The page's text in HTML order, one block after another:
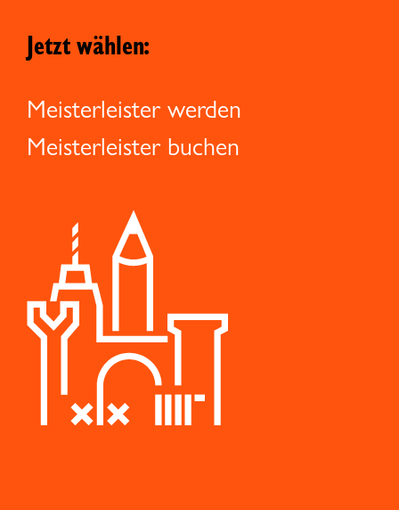
Jetzt wählen:
Meisterleister werden
Meisterleister buchen